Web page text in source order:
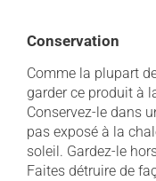
Conservation
Comme la plupart
garder ce produit à
Conservez-le dans
pas exposé à la
soleil. Gardez-le
Faites détruire de